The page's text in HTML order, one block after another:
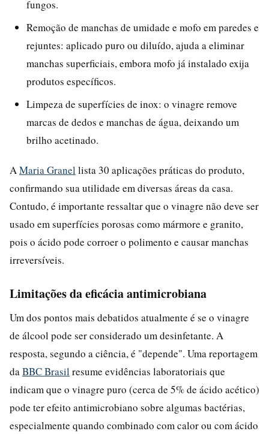
fungos.
Remoção de manchas de umidade e mofo em paredes e
rejuntes: aplicado puro ou diluído, ajuda a eliminar
manchas superficiais, embora mofo já instalado exija
produtos específicos.
Limpeza de superfícies de inox: o vinagre remove
marcas de dedos e manchas de água, deixando um
brilho acetinado.
A Maria Granel lista 30 aplicações práticas do produto,
confirmando sua utilidade em diversas áreas da casa.
Contudo, é importante ressaltar que o vinagre não deve ser
usado em superfícies porosas como mármore e granito,
pois o ácido pode corroer o polimento e causar manchas
irreversíveis.
Limitações da eficácia antimicrobiana
Um dos pontos mais debatidos atualmente é se o vinagre
de álcool pode ser considerado um desinfetante. A
resposta, segundo a ciência, é "depende". Uma reportagem
da BBC Brasil resume evidências laboratoriais que
indicam que o vinagre puro (cerca de 5% de ácido acético)
pode ter efeito antimicrobiano sobre algumas bactérias,
especialmente quando combinado com calor ou com ácido